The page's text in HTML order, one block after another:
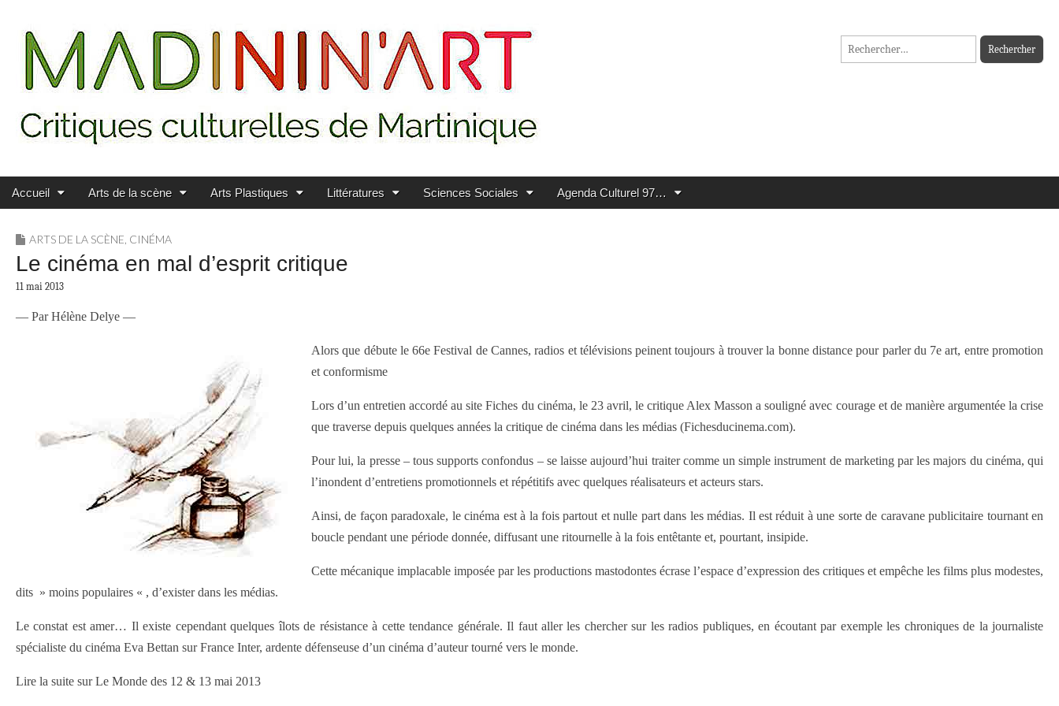
MADININ'ART
Rechercher :
Main menu
Skip to content
Accueil Arts de la scène Arts Plastiques Littératures Sciences Sociales Agenda Culturel 97…
ARTS DE LA SCÈNE CINÉMA
Le cinéma en mal d’esprit critique
11 mai 2013
— Par Hélène Delye —
Alors que débute le 66e Festival de Cannes, radios et télévisions peinent toujours à trouver la bonne distance pour parler du 7e art, entre promotion
et conformisme
Lors d’un entretien accordé au site Fiches du cinéma, le 23 avril, le critique Alex Masson a souligné avec courage et de manière argumentée la crise
que traverse depuis quelques années la critique de cinéma dans les médias (Fichesducinema.com).
Pour lui, la presse – tous supports confondus – se laisse aujourd’hui traiter comme un simple instrument de marketing par les majors du cinéma, qui
l’inondent d’entretiens promotionnels et répétitifs avec quelques réalisateurs et acteurs stars.
Ainsi, de façon paradoxale, le cinéma est à la fois partout et nulle part dans les médias. Il est réduit à une sorte de caravane publicitaire tournant en
boucle pendant une période donnée, diffusant une ritournelle à la fois entêtante et, pourtant, insipide.
Cette mécanique implacable imposée par les productions mastodontes écrase l’espace d’expression des critiques et empêche les films plus modestes,
dits » moins populaires « , d’exister dans les médias.
Le constat est amer… Il existe cependant quelques îlots de résistance à cette tendance générale. Il faut aller les chercher sur les radios publiques, en écoutant par exemple les chroniques de la journaliste
spécialiste du cinéma Eva Bettan sur France Inter, ardente défenseuse d’un cinéma d’auteur tourné vers le monde.
Lire la suite sur Le Monde des 12 & 13 mai 2013